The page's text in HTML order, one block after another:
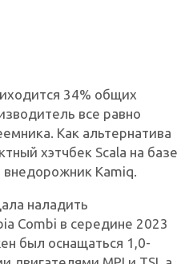
34% общих
все равно
Как альтернатива
хэтчбек Scala на базе
Kamiq.
наладить
Combi в середине 2023
был оснащаться 1,0-